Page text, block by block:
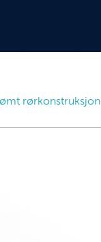
rørkonstruksjon